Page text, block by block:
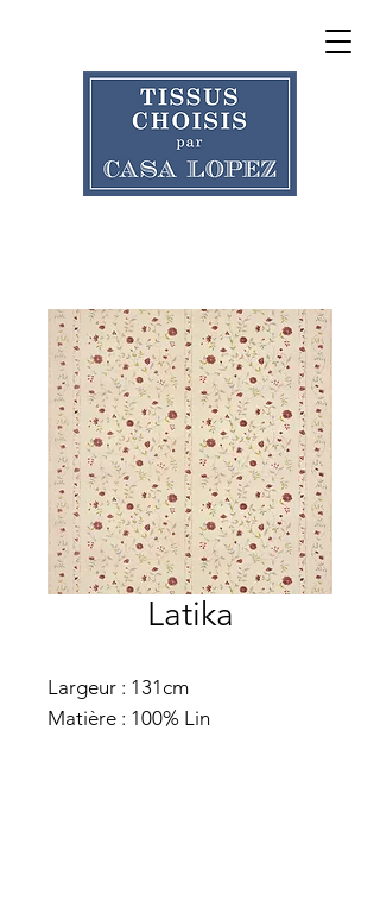
Latika
Largeur : 131cm
Matière : 100% Lin